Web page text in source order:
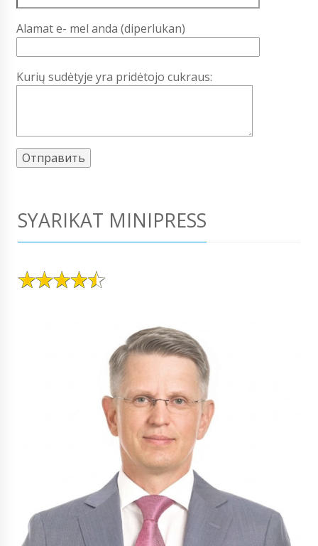
Alamat e- mel anda (diperlukan)
Kurių sudėtyje yra pridėtojo cukraus:
SYARIKAT MINIPRESS